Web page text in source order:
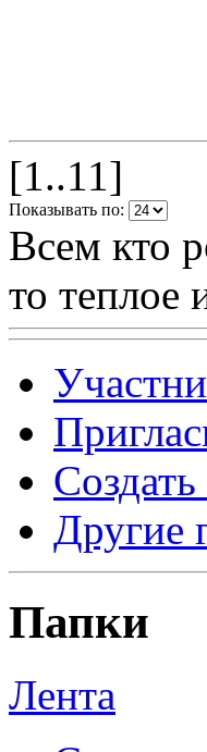
[1..11]
Показывать по:
Всем кто
то теплое
Другие
Папки
Лента